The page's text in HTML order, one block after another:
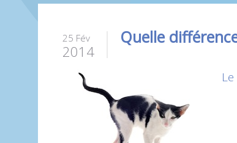
25 Fév
2014
Quelle